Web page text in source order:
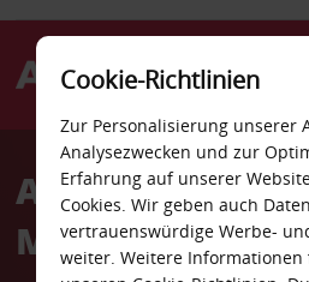
Avis
Monterrey
Cookie-Richtlinien
Zur Personalisierung unserer
Analysezwecken und zur
Erfahrung auf unserer
Cookies. Wir geben auch
vertrauenswürdige Werbe-
weiter. Weitere Informationen